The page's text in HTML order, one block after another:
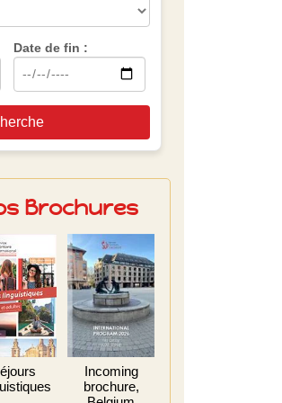
Date de fin :
Brochures
Incoming
brochure,